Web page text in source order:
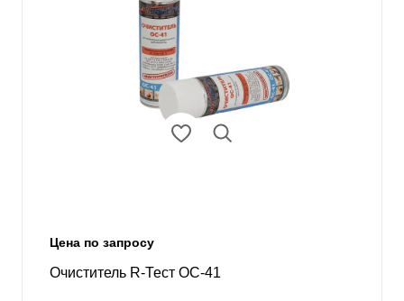
Цена по запросу
Очиститель R-Тест ОС-41